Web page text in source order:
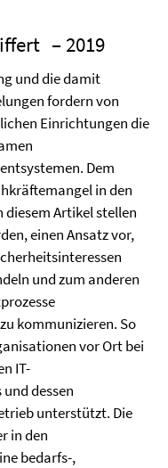
– 2019
und die damit
fordern von
Einrichtungen die
Dem
in den
diesem Artikel stellen
einen Ansatz vor,
und zum anderen
kommunizieren. So
vor Ort bei
IT-
dessen
unterstützt. Die
in den
bedarfs-,